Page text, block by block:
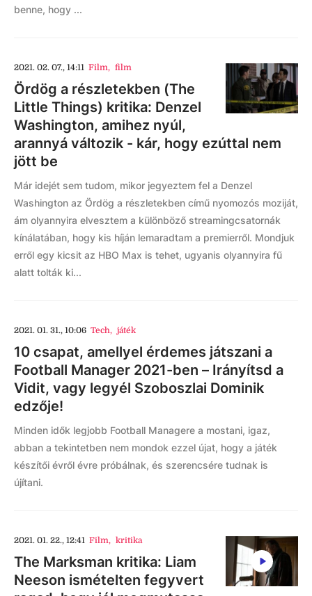
benne, hogy ...
2021. 02. 07., 14:11 Film, film
Ördög a részletekben (The
Little Things) kritika: Denzel
Washington, amihez nyúl,
arannyá változik - kár, hogy ezúttal nem
jött be
Már idejét sem tudom, mikor jegyeztem fel a Denzel
Washington az Ördög a részletekben című nyomozós moziját,
ám olyannyira elvesztem a különböző streamingcsatornák
kínálatában, hogy kis híján lemaradtam a premierről. Mondjuk
erről egy kicsit az HBO Max is tehet, ugyanis olyannyira fű
alatt tolták ki...
2021. 01. 31., 10:06 Tech, játék
10 csapat, amellyel érdemes játszani a
Football Manager 2021-ben – Irányítsd a
Vidit, vagy legyél Szoboszlai Dominik
edzője!
Minden idők legjobb Football Managere a mostani, igaz,
abban a tekintetben nem mondok ezzel újat, hogy a játék
készítői évről évre próbálnak, és szerencsére tudnak is
újítani.
2021. 01. 22., 12:41 Film, kritika
The Marksman kritika: Liam
Neeson ismételten fegyvert